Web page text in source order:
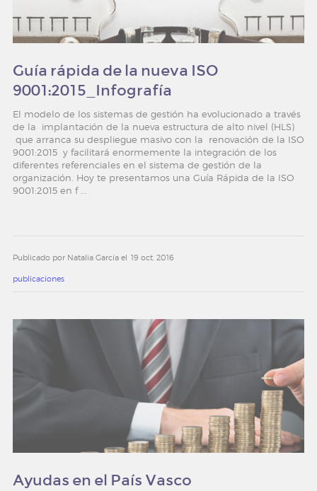
Guía rápida de la nueva ISO
9001:2015_Infografía
El modelo de los sistemas de gestión ha evolucionado a través
de la implantación de la nueva estructura de alto nivel (HLS)
que arranca su despliegue masivo con la renovación de la ISO
9001:2015 y facilitará enormemente la integración de los
diferentes referenciales en el sistema de gestión de la
organización. Hoy te presentamos una Guía Rápida de la ISO
9001:2015 en f ...
Publicado por Natalia García el 19 oct. 2016
publicaciones
Ayudas en el País Vasco